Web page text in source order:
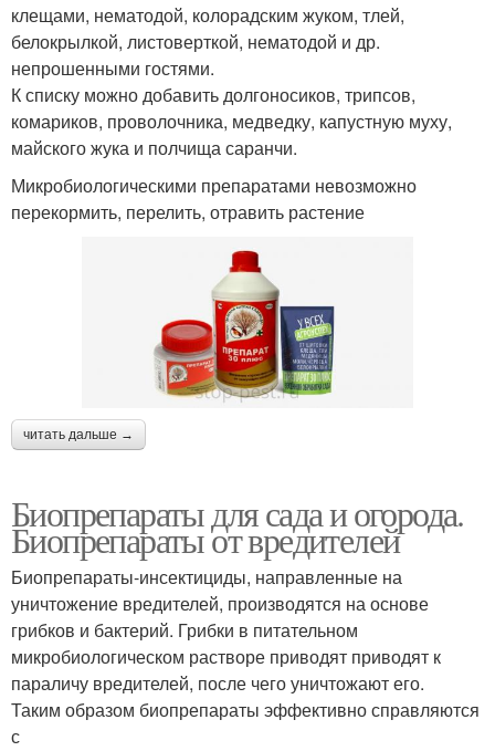
клещами, нематодой, колорадским жуком, тлей,
белокрылкой, листоверткой, нематодой и др.
непрошенными гостями.
К списку можно добавить долгоносиков, трипсов,
комариков, проволочника, медведку, капустную муху,
майского жука и полчища саранчи.
Микробиологическими препаратами невозможно
перекормить, перелить, отравить растение
читать дальше →
Биопрепараты для сада и огорода.
Биопрепараты от вредителей
Биопрепараты-инсектициды, направленные на
уничтожение вредителей, производятся на основе
грибков и бактерий. Грибки в питательном
микробиологическом растворе приводят приводят к
параличу вредителей, после чего уничтожают его.
Таким образом биопрепараты эффективно справляются
с